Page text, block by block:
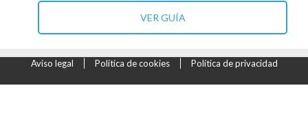
VER GUÍA
Aviso legal Política de cookies Política de privacidad